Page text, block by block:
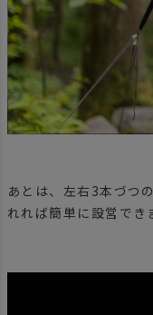
あとは、左右3本づつ
れれば簡単に設営でき